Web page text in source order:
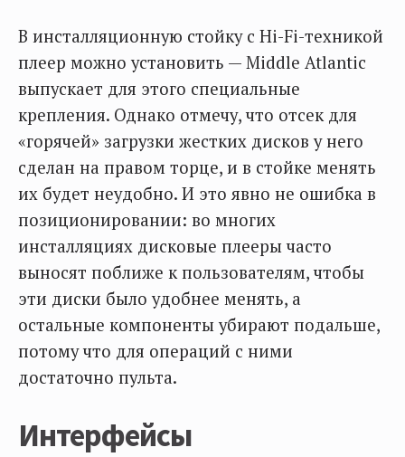
В инсталляционную стойку с Hi-Fi-техникой
плеер можно установить — Middle Atlantic
выпускает для этого специальные
крепления. Однако отмечу, что отсек для
«горячей» загрузки жестких дисков у него
сделан на правом торце, и в стойке менять
их будет неудобно. И это явно не ошибка в
позиционировании: во многих
инсталляциях дисковые плееры часто
выносят поближе к пользователям, чтобы
эти диски было удобнее менять, а
остальные компоненты убирают подальше,
потому что для операций с ними
достаточно пульта.
Интерфейсы